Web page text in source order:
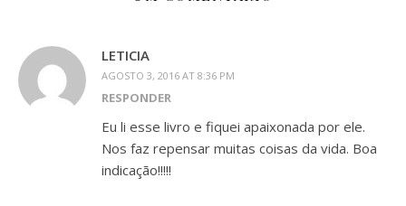
LETICIA
AGOSTO 3, 2016 AT 8:36 PM
RESPONDER
Eu li esse livro e fiquei apaixonada por ele.
Nos faz repensar muitas coisas da vida. Boa
indicação!!!!!